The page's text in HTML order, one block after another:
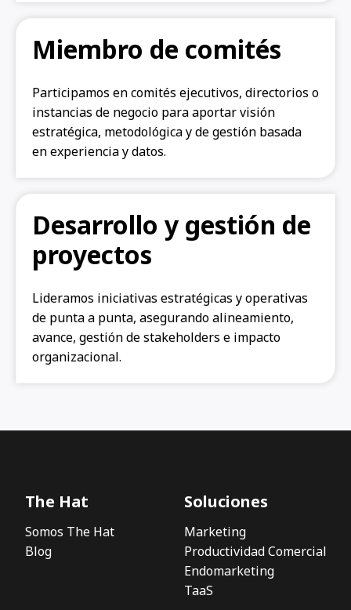
Miembro de comités
Participamos en comités ejecutivos, directorios o
instancias de negocio para aportar visión
estratégica, metodológica y de gestión basada
en experiencia y datos.
Desarrollo y gestión de
proyectos
Lideramos iniciativas estratégicas y operativas
de punta a punta, asegurando alineamiento,
avance, gestión de stakeholders e impacto
organizacional.
The Hat
Somos The Hat
Blog
Soluciones
Marketing
Productividad Comercial
Endomarketing
TaaS